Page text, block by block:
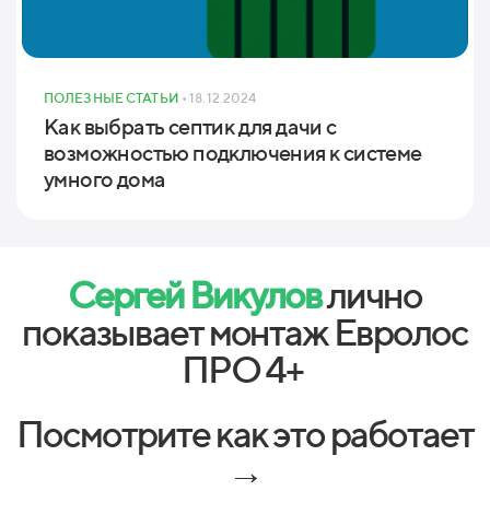
ПОЛЕЗНЫЕ СТАТЬИ • 18.12.2024
Как выбрать септик для дачи с
возможностью подключения к системе
умного дома
Сергей Викуловлично
показывает монтаж Евролос
ПРО 4+
Посмотрите как это работает
→